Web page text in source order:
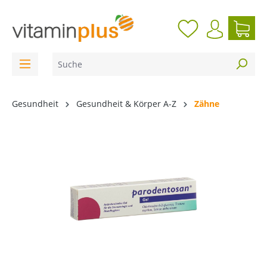
Gesundheit Gesundheit & Körper A-Z Zähne